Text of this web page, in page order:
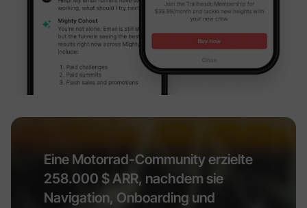
Eine Motorrad-Community erzielte
258.000 $ ARR, nachdem sie
Navigation, Onboarding und